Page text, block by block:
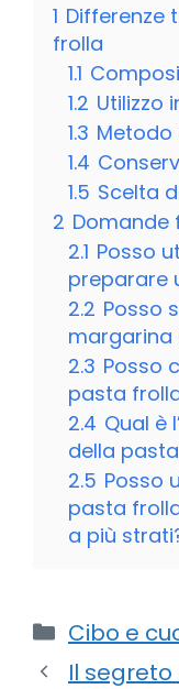
1 Differenze
frolla
1.1
1.2 Utilizzo
1.3 Metodo
1.4
1.5 Scelta
2 Domande
2.1 Posso
preparare
2.2 Posso
margarina
2.3 Posso
pasta
2.4 Qual è
della
2.5 Posso
pasta
a più
Categorie
Cibo e
Il